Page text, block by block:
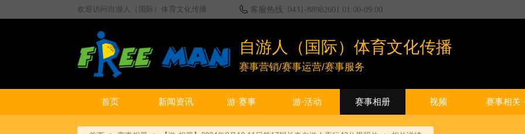
欢迎访问自游人（国际）体育文化传播 客服热线: 0431-88982601 01:00-09:00
自游人（国际）体育文化传播
赛事营销/赛事运营/赛事服务
首页 新闻资讯 游·赛事 游·活动 赛事相册 视频 赛事相关